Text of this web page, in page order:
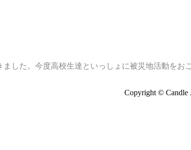
した。今度高校生達といっしょに被災地活動を
Copyright © Candle